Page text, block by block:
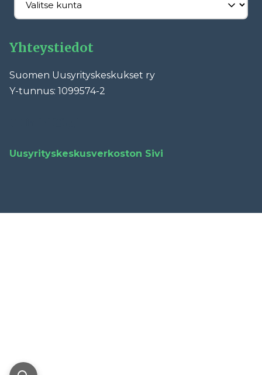
Yhteystiedot
Suomen Uusyrityskeskukset ry
Y-tunnus: 1099574-2
Uusyrityskeskusverkoston Sivi